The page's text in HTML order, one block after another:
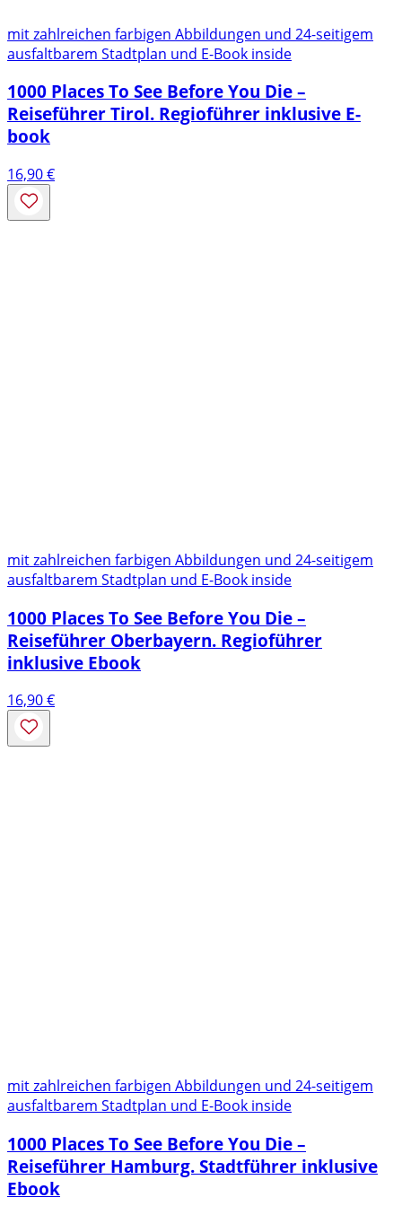
mit zahlreichen farbigen Abbildungen und 24-seitigem
ausfaltbarem Stadtplan und E-Book inside
1000 Places To See Before You Die –
Reiseführer Tirol. Regioführer inklusive E-
book
16,90€
mit zahlreichen farbigen Abbildungen und 24-seitigem
ausfaltbarem Stadtplan und E-Book inside
1000 Places To See Before You Die –
Reiseführer Oberbayern. Regioführer
inklusive Ebook
16,90€
mit zahlreichen farbigen Abbildungen und 24-seitigem
ausfaltbarem Stadtplan und E-Book inside
1000 Places To See Before You Die –
Reiseführer Hamburg. Stadtführer inklusive
Ebook